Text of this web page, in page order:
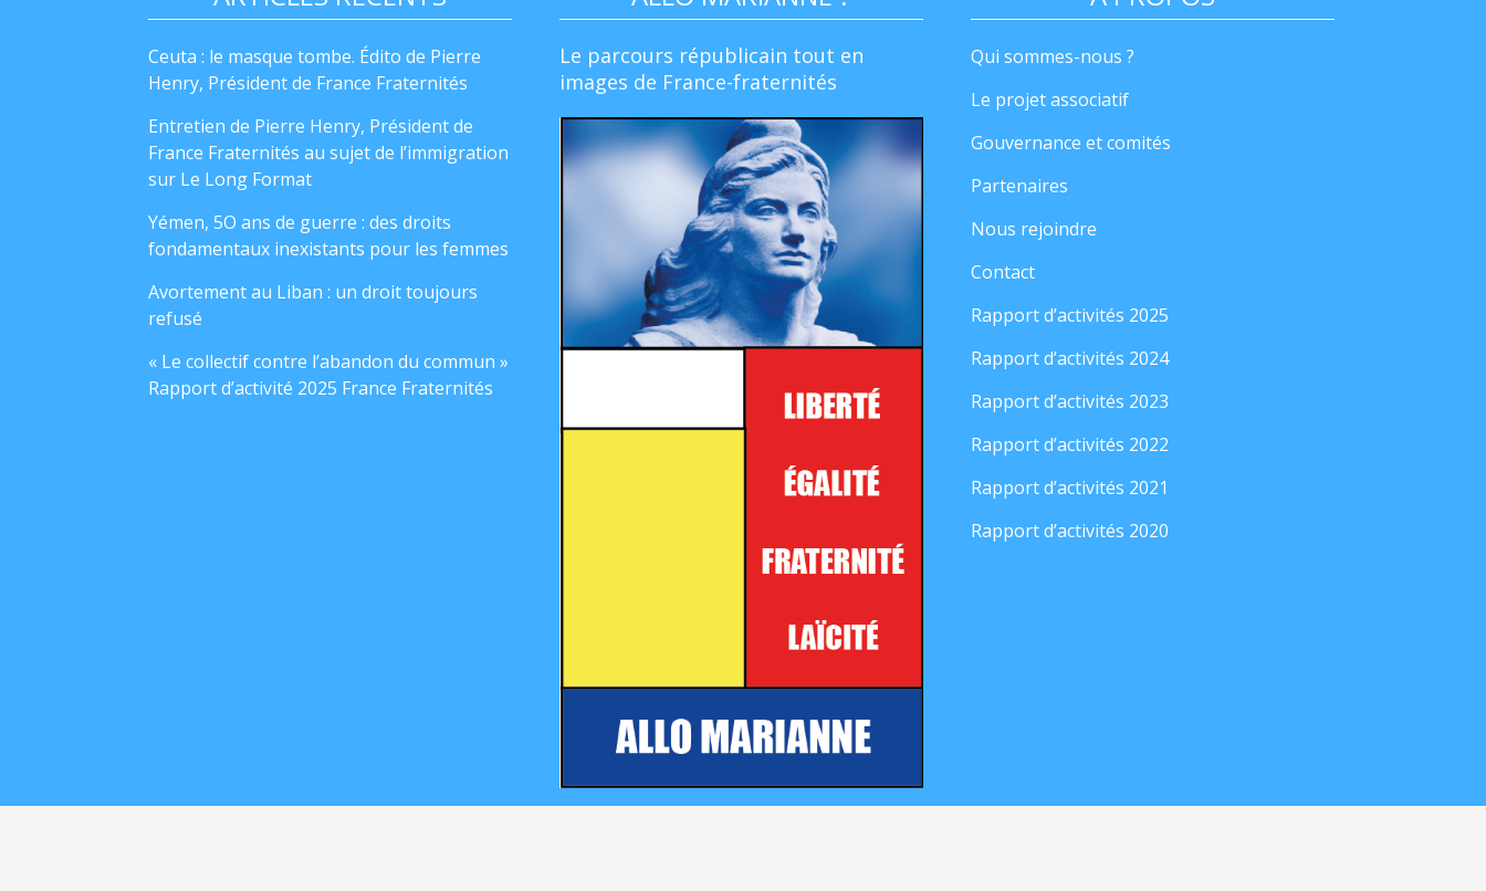
Ceuta : le masque tombe. Édito de Pierre
Henry, Président de France Fraternités
Entretien de Pierre Henry, Président de
France Fraternités au sujet de l’immigration
sur Le Long Format
Yémen, 5O ans de guerre : des droits
fondamentaux inexistants pour les femmes
Avortement au Liban : un droit toujours
refusé
« Le collectif contre l’abandon du commun »
Rapport d’activité 2025 France Fraternités
Le parcours républicain tout en
images de France-fraternités
Qui sommes-nous ?
Le projet associatif
Gouvernance et comités
Partenaires
Nous rejoindre
Contact
Rapport d’activités 2025
Rapport d’activités 2024
Rapport d’activités 2023
Rapport d’activités 2022
Rapport d’activités 2021
Rapport d’activités 2020